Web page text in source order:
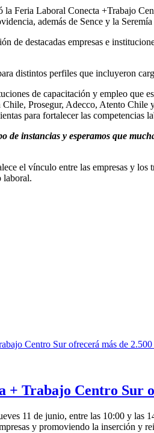
la Feria Laboral Conecta +Trabajo
además de Sence y la
de destacadas empresas e
distintos perfiles que incluyeron
de capacitación y empleo
Prosegur, Adecco, Atento Chile
para fortalecer las competencias
de instancias y esperamos que
el vínculo entre las empresas y
laboral.
Trabajo Centro Sur
11 de junio, entre las 10:00 y las
y promoviendo la inserción y